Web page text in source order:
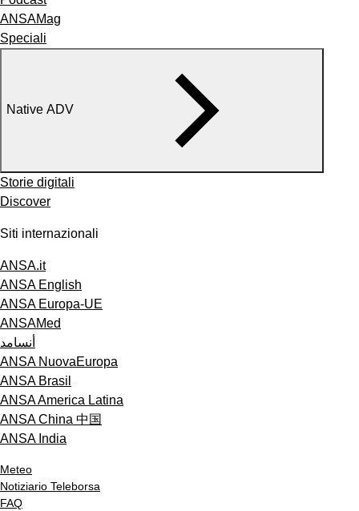
ANSAMag
Speciali
Native ADV
Storie digitali
Discover
Siti internazionali
ANSA.it
ANSA English
ANSA Europa-UE
ANSAMed
أنسامد
ANSA NuovaEuropa
ANSA Brasil
ANSA America Latina
ANSA China 中国
ANSA India
Meteo
Notiziario Teleborsa
FAQ